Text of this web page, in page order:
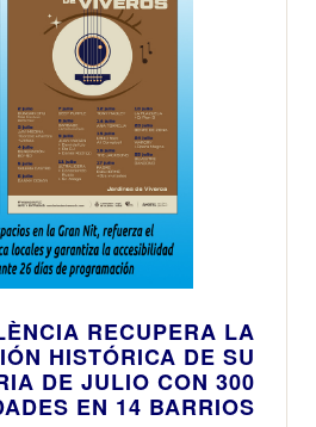
RECUPERA LA
HISTÓRICA DE SU
DE JULIO CON 300
EN 14 BARRIOS